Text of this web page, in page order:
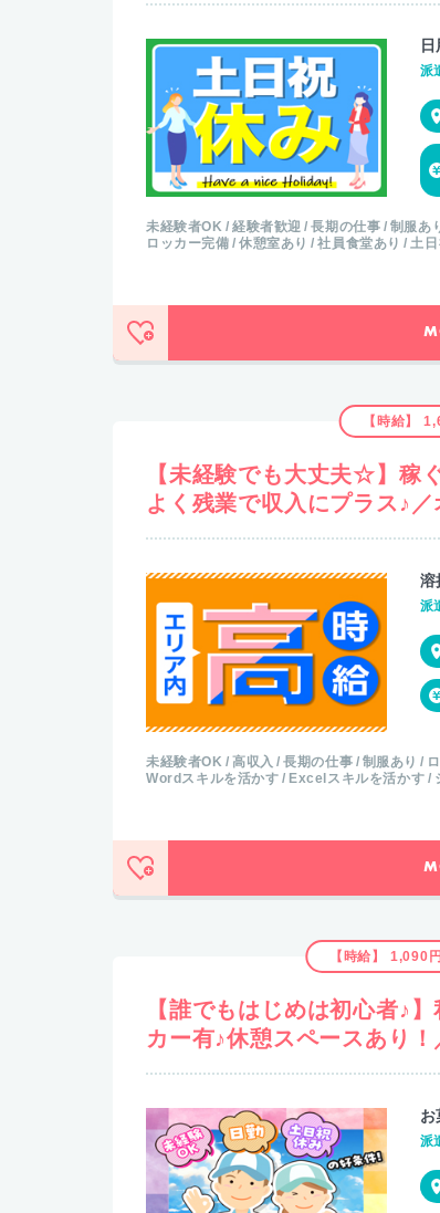
派
未経験者OK 経験者歓迎 長期の仕事 制服あ
ロッカー完備
休憩室あり 社員食堂あり 土
【時給】
【未経験でも大丈夫☆】稼
よく残業で収入にプラス♪
溶
派
未経験者OK 高収入 長期の仕事 制服あり
Wordスキルを活かす
Excelスキルを活かす
【時給】 1,090
【誰でもはじめは初心者♪
カー有♪休憩スペースあり
派